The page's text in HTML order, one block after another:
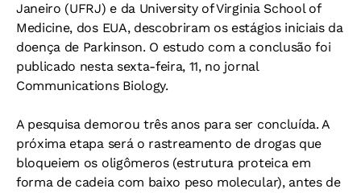
Janeiro (UFRJ) e da University of Virginia School of
Medicine, dos EUA, descobriram os estágios iniciais da
doença de Parkinson. O estudo com a conclusão foi
publicado nesta sexta-feira, 11, no jornal
Communications Biology.
A pesquisa demorou três anos para ser concluída. A
próxima etapa será o rastreamento de drogas que
bloqueiem os oligômeros (estrutura proteica em
forma de cadeia com baixo peso molecular), antes de